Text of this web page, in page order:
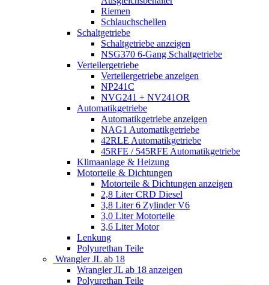
Riemen
Schlauchschellen
Schaltgetriebe
Schaltgetriebe anzeigen
NSG370 6-Gang Schaltgetriebe
Verteilergetriebe
Verteilergetriebe anzeigen
NP241C
NVG241 + NV241OR
Automatikgetriebe
Automatikgetriebe anzeigen
NAG1 Automatikgetriebe
42RLE Automatikgetriebe
45RFE / 545RFE Automatikgetriebe
Klimaanlage & Heizung
Motorteile & Dichtungen
Motorteile & Dichtungen anzeigen
2,8 Liter CRD Diesel
3,8 Liter 6 Zylinder V6
3,0 Liter Motorteile
3,6 Liter Motor
Lenkung
Polyurethan Teile
Wrangler JL ab 18
Wrangler JL ab 18 anzeigen
Polyurethan Teile